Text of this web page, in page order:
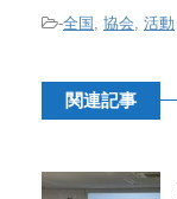
-全国 , 協会, 活動
関連記事